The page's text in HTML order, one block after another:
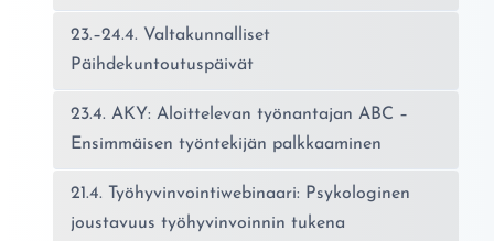
23.–24.4. Valtakunnalliset
Päihdekuntoutuspäivät
23.4. AKY: Aloittelevan työnantajan ABC –
Ensimmäisen työntekijän palkkaaminen
21.4. Työhyvinvointiwebinaari: Psykologinen
joustavuus työhyvinvoinnin tukena